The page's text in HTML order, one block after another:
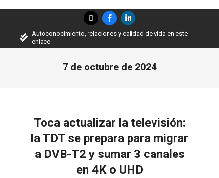
BITACORA
EN
LA
navegación
principal
Autoconocimiento, relaciones y calidad de vida en este
enlace
7 de octubre de 2024
Toca actualizar la televisión:
la TDT se prepara para migrar
a DVB-T2 y sumar 3 canales
en 4K o UHD